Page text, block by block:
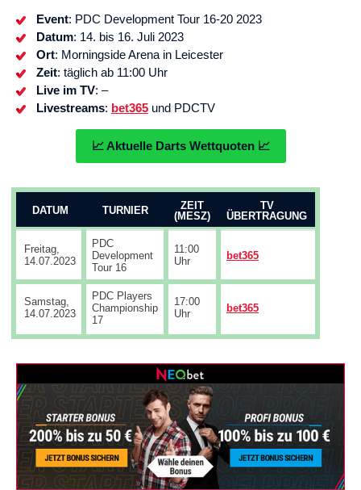
Event: PDC Development Tour 16-20 2023
Datum: 14. bis 16. Juli 2023
Ort: Morningside Arena in Leicester
Zeit: täglich ab 11:00 Uhr
Live im TV: –
Livestreams: bet365 und PDCTV
📈 Aktuelle Darts Wettquoten 📈
DATUM TURNIER
ZEIT
(MESZ)
TV
ÜBERTRAGUNG
Freitag,
14.07.2023
PDC
Development
Tour 16
11:00
Uhr
bet365
Samstag,
14.07.2023
PDC Players
Championship
17
17:00
Uhr
bet365